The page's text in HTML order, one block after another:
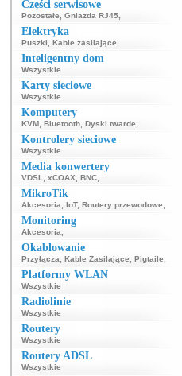
Części serwisowe
Pozostałe Gniazda RJ45
Elektryka
Puszki Kable zasilające
Inteligentny dom
Wszystkie
Karty sieciowe
Wszystkie
Komputery
KVM Bluetooth Dyski twarde
Kontrolery sieciowe
Wszystkie
Media konwertery
VDSL xCOAX BNC
MikroTik
Akcesoria IoT, Routery przewodowe
Monitoring
Akcesoria
Okablowanie
Przyłącza Kable Zasilające Pigtaile
Platformy WLAN
Wszystkie
Radiolinie
Wszystkie
Routery
Wszystkie
Routery ADSL
Wszystkie